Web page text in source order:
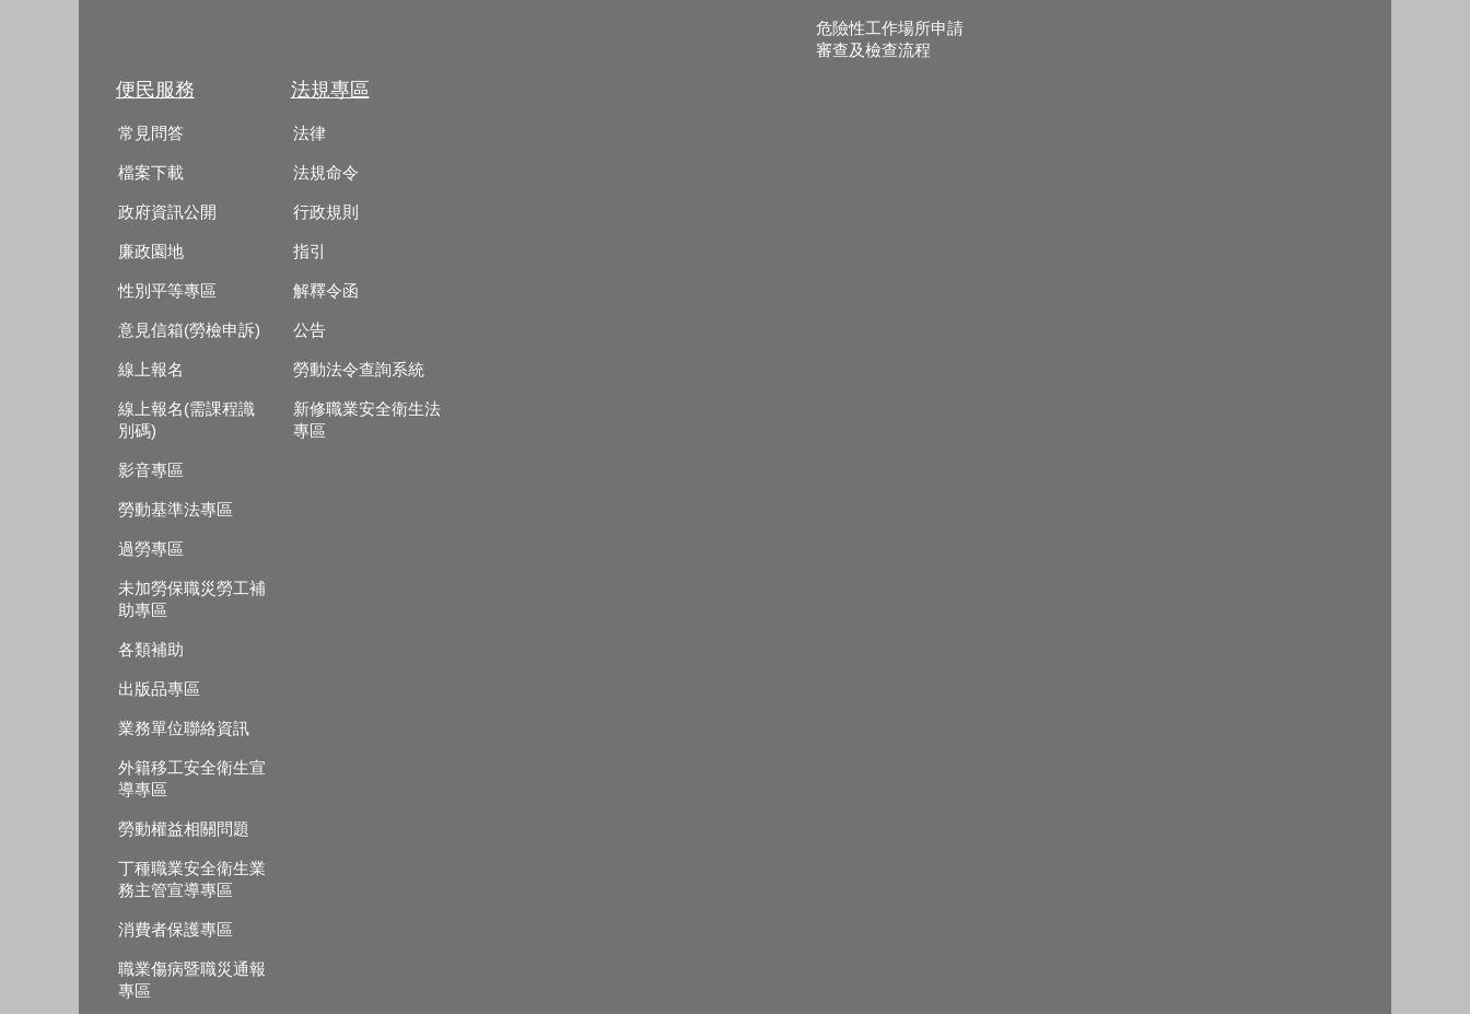
危險性工作場所申請
審查及檢查流程
便民服務
常見問答
檔案下載
政府資訊公開
廉政園地
性別平等專區
意見信箱(勞檢申訴)
線上報名
線上報名(需課程識
別碼)
影音專區
勞動基準法專區
過勞專區
未加勞保職災勞工補
助專區
各類補助
出版品專區
業務單位聯絡資訊
外籍移工安全衛生宣
導專區
勞動權益相關問題
丁種職業安全衛生業
務主管宣導專區
消費者保護專區
職業傷病暨職災通報
專區
法規專區
法律
法規命令
行政規則
指引
解釋令函
公告
勞動法令查詢系統
新修職業安全衛生法
專區